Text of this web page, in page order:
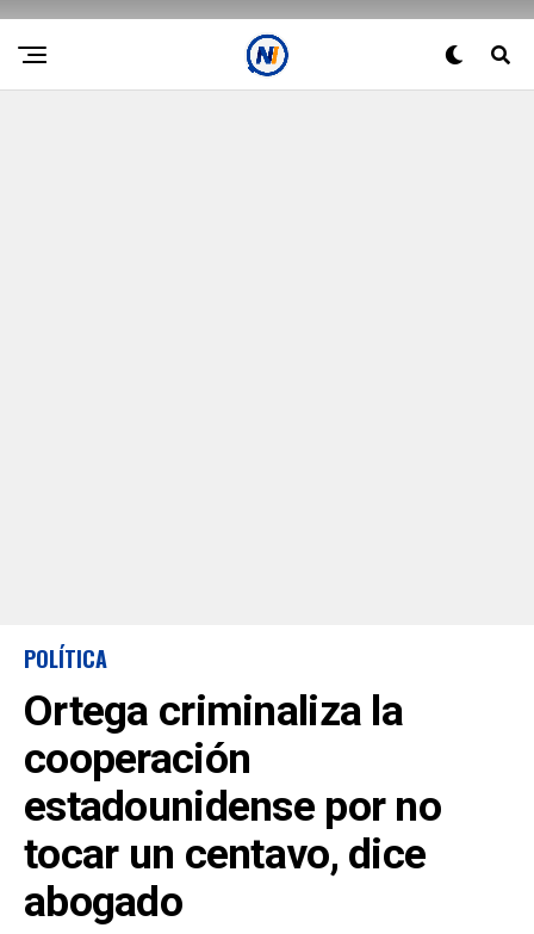
POLÍTICA
Ortega criminaliza la
cooperación
estadounidense por no
tocar un centavo, dice
abogado